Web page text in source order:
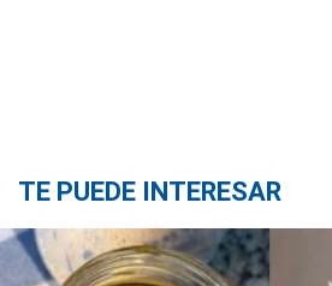
TE PUEDE INTERESAR